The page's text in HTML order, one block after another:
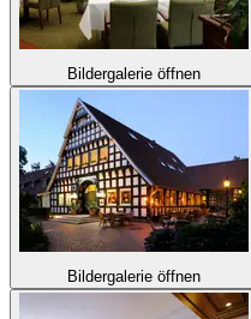
Bildergalerie öffnen
Bildergalerie öffnen